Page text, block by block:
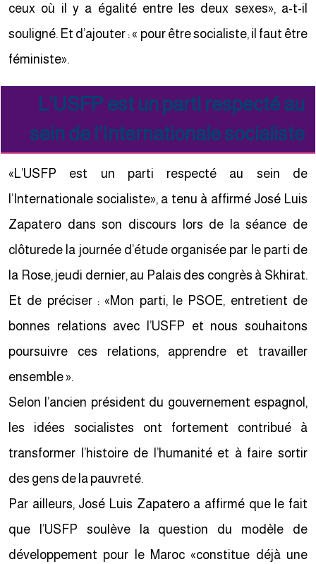
ceux où il y a égalité entre les deux sexes», a-t-il
souligné. Et d’ajouter : « pour être socialiste, il faut être
féministe».
L’USFP est un parti respecté au
sein de l’Internationale socialiste
«L’USFP est un parti respecté au sein de
l’Internationale socialiste», a tenu à affirmé José Luis
Zapatero dans son discours lors de la séance de
clôturede la journée d’étude organisée par le parti de
la Rose, jeudi dernier, au Palais des congrès à Skhirat.
Et de préciser : «Mon parti, le PSOE, entretient de
bonnes relations avec l’USFP et nous souhaitons
poursuivre ces relations, apprendre et travailler
ensemble ».
Selon l’ancien président du gouvernement espagnol,
les idées socialistes ont fortement contribué à
transformer l’histoire de l’humanité et à faire sortir
des gens de la pauvreté.
Par ailleurs, José Luis Zapatero a affirmé que le fait
que l’USFP soulève la question du modèle de
développement pour le Maroc «constitue déjà une